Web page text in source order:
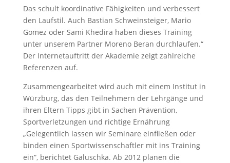
Das schult koordinative Fähigkeiten und verbessert
den Laufstil. Auch Bastian Schweinsteiger, Mario
Gomez oder Sami Khedira haben dieses Training
unter unserem Partner Moreno Beran durchlaufen.“
Der Internetauftritt der Akademie zeigt zahlreiche
Referenzen auf.
Zusammengearbeitet wird auch mit einem Institut in
Würzburg, das den Teilnehmern der Lehrgänge und
ihren Eltern Tipps gibt in Sachen Prävention,
Sportverletzungen und richtige Ernährung
„Gelegentlich lassen wir Seminare einfließen oder
binden einen Sportwissenschaftler mit ins Training
ein“, berichtet Galuschka. Ab 2012 planen die